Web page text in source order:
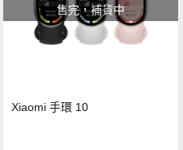
售完，補貨中
Xiaomi 手環 10